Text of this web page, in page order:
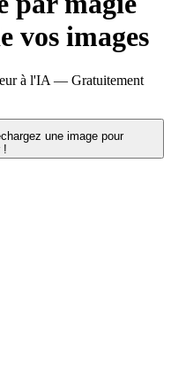
vos images
à l'IA — Gratuitement
une image pour
!